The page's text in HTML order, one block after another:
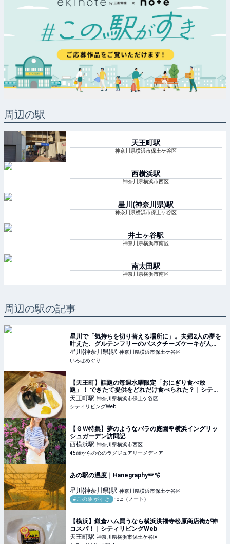
周辺の駅
天王町駅
神奈川県横浜市保土ケ谷区
西横浜駅
神奈川県横浜市西区
星川(神奈川県)駅
神奈川県横浜市保土ケ谷区
井土ヶ谷駅
神奈川県横浜市南区
南太田駅
神奈川県横浜市南区
周辺の駅の記事
星川で「気持ちを切り替える場所に」。夫婦2人の夢を
叶えた、グルテンフリーのバスクチーズケーキが人気
の「メリハリベイク」 - いろはめぐり
星川(神奈川県)駅 神奈川県横浜市保土ケ谷区
いろはめぐり
【天王町】話題の毎週水曜限定「おにぎり食べ放
題」！ できたて提供をどれだけ食べられた？｜シティ
リビングWeb
天王町駅 神奈川県横浜市保土ケ谷区
シティリビングWeb
【ＧＷ特集】夢のようなバラの庭園🌹横浜イングリッ
シュガーデン訪問記
西横浜駅 神奈川県横浜市西区
45歳からの心のラグジュアリーメディア
あの駅の温度｜Hanegraphy🪽🫧
星川(神奈川県)駅 神奈川県横浜市保土ケ谷区
#この駅がすき
note（ノート）
【横浜】鎌倉ハム買うなら横浜洪福寺松原商店街が神
コスパ！｜シティリビングWeb
天王町駅 神奈川県横浜市保土ケ谷区